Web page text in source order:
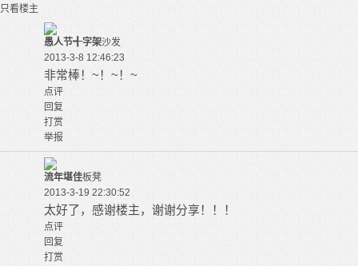
只看楼主
愚人节╉字架沙发
2013-3-8 12:46:23
非常棒！~！~！~
点评
回复
打赏
举报
流年堪佳板凳
2013-3-19 22:30:52
太好了，感谢楼主，谢谢分享！！！
点评
回复
打赏